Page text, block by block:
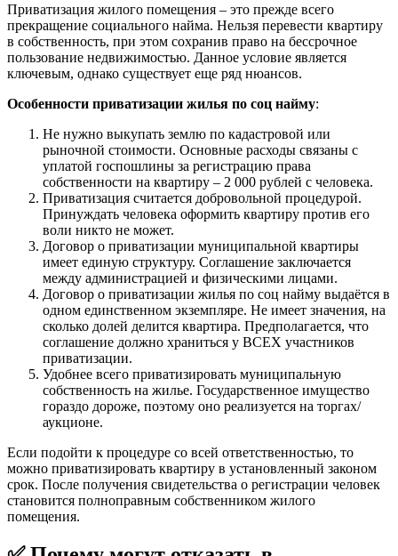
Приватизация жилого помещения – это прежде всего
прекращение социального найма. Нельзя перевести квартиру
в собственность, при этом сохранив право на бессрочное
пользование недвижимостью. Данное условие является
ключевым, однако существует еще ряд нюансов.
Особенности приватизации жилья по соц найму:
Не нужно выкупать землю по кадастровой или
рыночной стоимости. Основные расходы связаны с
уплатой госпошлины за регистрацию права
собственности на квартиру – 2 000 рублей с человека.
Приватизация считается добровольной процедурой.
Принуждать человека оформить квартиру против его
воли никто не может.
Договор о приватизации муниципальной квартиры
имеет единую структуру. Соглашение заключается
между администрацией и физическими лицами.
Договор о приватизации жилья по соц найму выдаётся в
одном единственном экземпляре. Не имеет значения, на
сколько долей делится квартира. Предполагается, что
соглашение должно храниться у ВСЕХ участников
приватизации.
Удобнее всего приватизировать муниципальную
собственность на жилье. Государственное имущество
гораздо дороже, поэтому оно реализуется на торгах/
аукционе.
Если подойти к процедуре со всей ответственностью, то
можно приватизировать квартиру в установленный законом
срок. После получения свидетельства о регистрации человек
становится полноправным собственником жилого
помещения.